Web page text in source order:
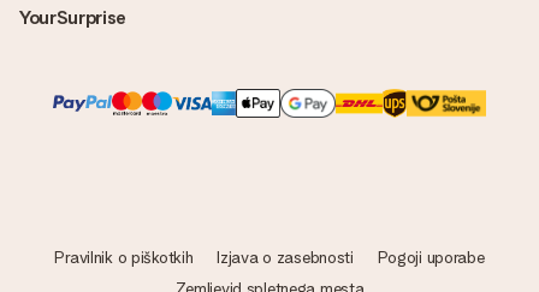
YourSurprise
Pravilnik o piškotkih Izjava o zasebnosti
Pogoji uporabe